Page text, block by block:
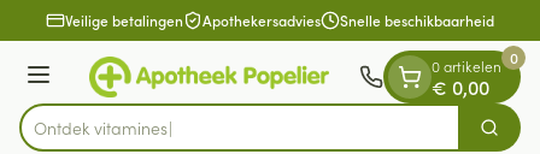
Ga naar de inhoud
1 van 1Veilige betalingen Apothekersadvies Snelle beschikbaarheid
Menu
Product, merk, categorie...
Ontdek Zoek
0 artikelen
€ 0,00
0